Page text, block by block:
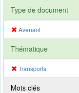
Type de document
Avenant
Thématique
Transports
Mots clés